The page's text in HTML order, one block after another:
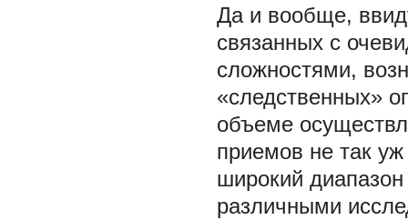
Да и вообще,
связанных с
сложностями,
«следственных»
объеме
приемов не так уж
широкий
различными